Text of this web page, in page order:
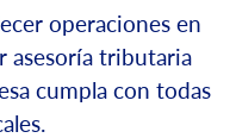
operaciones en
asesoría tributaria
cumpla con todas